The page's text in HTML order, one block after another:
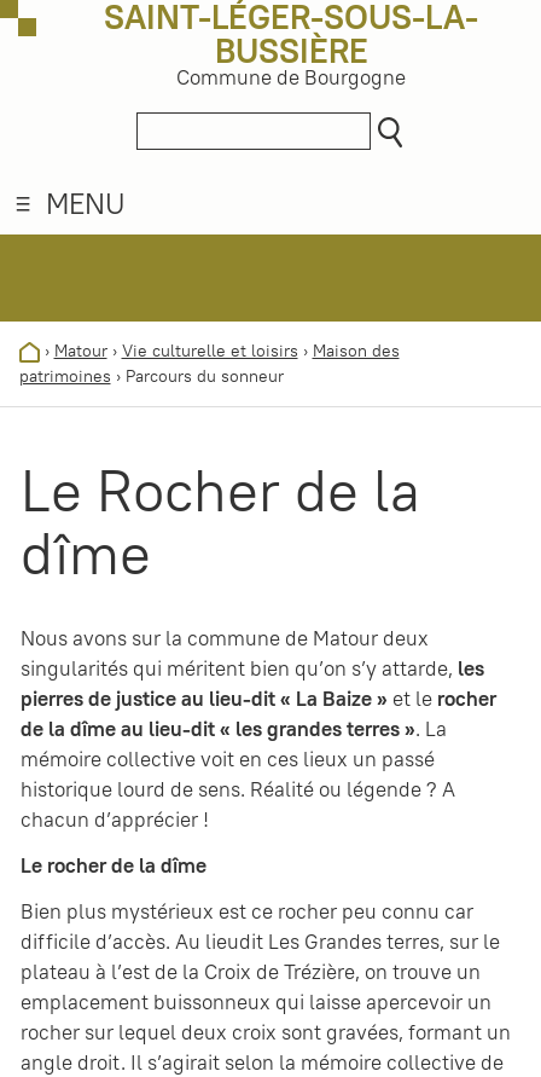
SAINT-LÉGER-SOUS-LA-
BUSSIÈRE
Commune de Bourgogne
MENU
› Matour› Vie culturelle et loisirs › Maison des
patrimoines › Parcours du sonneur
Le Rocher de la
dîme
Nous avons sur la commune de Matour deux
singularités qui méritent bien qu’on s’y attarde, les
pierres de justice au lieu-dit « La Baize » et le rocher
de la dîme au lieu-dit « les grandes terres ». La
mémoire collective voit en ces lieux un passé
historique lourd de sens. Réalité ou légende ? A
chacun d’apprécier !
Le rocher de la dîme
Bien plus mystérieux est ce rocher peu connu car
difficile d’accès. Au lieudit Les Grandes terres, sur le
plateau à l’est de la Croix de Trézière, on trouve un
emplacement buissonneux qui laisse apercevoir un
rocher sur lequel deux croix sont gravées, formant un
angle droit. Il s’agirait selon la mémoire collective de